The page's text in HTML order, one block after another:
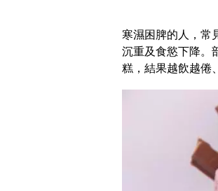
寒濕困脾的人，常
沉重及食慾下降。
糕，結果越飲越倦